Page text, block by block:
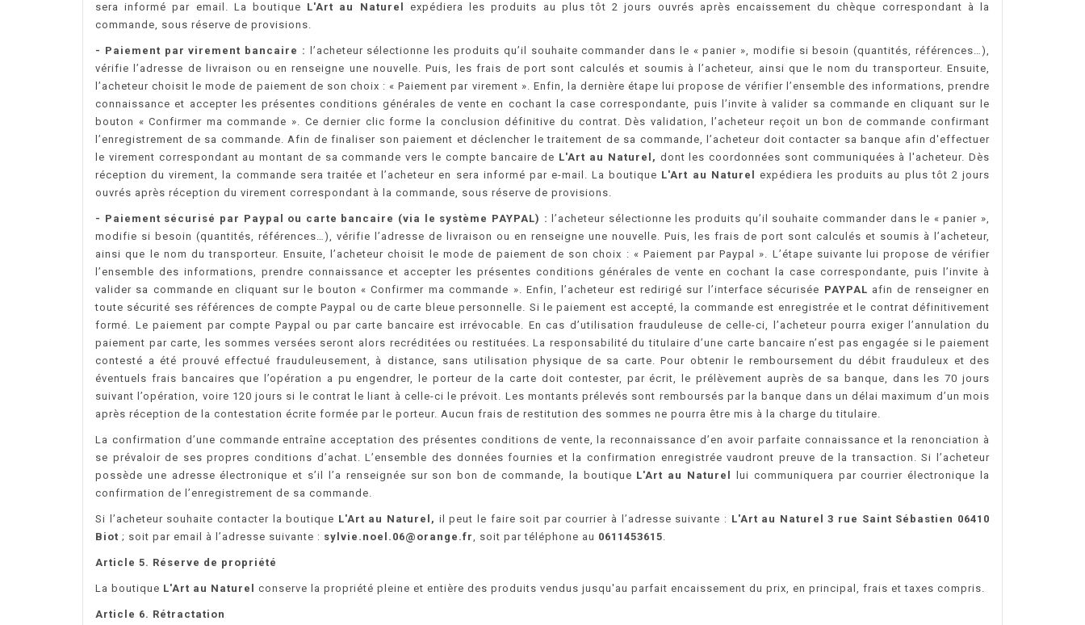
sera informé par email. La boutique L'Art au Naturel
expédiera les produits au plus tôt 2 jours ouvrés après encaissement du chèque correspondant à la
commande, sous réserve de provisions.
- Paiement par virement bancaire :
l’acheteur sélectionne les produits qu’il souhaite commander dans le « panier », modifie si besoin (quantités, références…),
vérifie l’adresse de livraison ou en renseigne une nouvelle. Puis, les frais de port sont calculés et soumis à l’acheteur, ainsi que le nom du transporteur. Ensuite,
l’acheteur choisit le mode de paiement de son choix : « Paiement par virement ». Enfin, la dernière étape lui propose de vérifier l’ensemble des informations, prendre
connaissance et accepter les présentes conditions générales de vente en cochant la case correspondante, puis l’invite à valider sa commande en cliquant sur le
bouton « Confirmer ma commande ». Ce dernier clic forme la conclusion définitive du contrat. Dès validation, l’acheteur reçoit un bon de commande confirmant
l’enregistrement de sa commande. Afin de finaliser son paiement et déclencher le traitement de sa commande, l’acheteur doit contacter sa banque afin d'effectuer
le virement correspondant au montant de sa commande vers le compte bancaire de L'Art au Naturel, dont les coordonnées sont communiquées à l'acheteur. Dès
réception du virement, la commande sera traitée et l’acheteur en sera informé par e-mail. La boutique L'Art au Naturel
expédiera les produits au plus tôt 2 jours
ouvrés après réception du virement correspondant à la commande, sous réserve de provisions.
- Paiement sécurisé par Paypal ou carte bancaire (via le système PAYPAL) : l’acheteur sélectionne les produits qu’il souhaite commander dans le « panier »,
modifie si besoin (quantités, références…), vérifie l’adresse de livraison ou en renseigne une nouvelle. Puis, les frais de port sont calculés et soumis à l’acheteur,
ainsi que le nom du transporteur. Ensuite, l’acheteur choisit le mode de paiement de son choix : « Paiement par Paypal ». L’étape suivante lui propose de vérifier
l’ensemble des informations, prendre connaissance et accepter les présentes conditions générales de vente en cochant la case correspondante, puis l’invite à
valider sa commande en cliquant sur le bouton « Confirmer ma commande ». Enfin, l’acheteur est redirigé sur l’interface sécurisée PAYPAL afin de renseigner en
toute sécurité ses références de compte Paypal ou de carte bleue personnelle. Si le paiement est accepté, la commande est enregistrée et le contrat définitivement
formé. Le paiement par compte Paypal ou par carte bancaire est irrévocable. En cas d’utilisation frauduleuse de celle-ci, l’acheteur pourra exiger l’annulation du
paiement par carte, les sommes versées seront alors recréditées ou restituées. La responsabilité du titulaire d’une carte bancaire n’est pas engagée si le paiement
contesté a été prouvé effectué frauduleusement, à distance, sans utilisation physique de sa carte. Pour obtenir le remboursement du débit frauduleux et des
éventuels frais bancaires que l’opération a pu engendrer, le porteur de la carte doit contester, par écrit, le prélèvement auprès de sa banque, dans les 70 jours
suivant l’opération, voire 120 jours si le contrat le liant à celle-ci le prévoit. Les montants prélevés sont remboursés par la banque dans un délai maximum d’un mois
après réception de la contestation écrite formée par le porteur. Aucun frais de restitution des sommes ne pourra être mis à la charge du titulaire.
La confirmation d’une commande entraîne acceptation des présentes conditions de vente, la reconnaissance d’en avoir parfaite connaissance et la renonciation à
se prévaloir de ses propres conditions d’achat. L’ensemble des données fournies et la confirmation enregistrée vaudront preuve de la transaction. Si l’acheteur
possède une adresse électronique et s’il l’a renseignée sur son bon de commande, la boutique L'Art au Naturel
lui communiquera par courrier électronique la
confirmation de l’enregistrement de sa commande.
Si l’acheteur souhaite contacter la boutique L'Art au Naturel, il peut le faire soit par courrier à l’adresse suivante : L'Art au Naturel 3 rue Saint Sébastien 06410
Biot ; soit par email à l’adresse suivante : sylvie.noel.06@orange.fr, soit par téléphone au 0611453615.
Article 5. Réserve de propriété
La boutique L'Art au Naturel conserve la propriété pleine et entière des produits vendus jusqu'au parfait encaissement du prix, en principal, frais et taxes compris.
Article 6. Rétractation